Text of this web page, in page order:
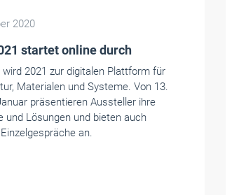
2020
startet online durch
wird 2021 zur digitalen Plattform für
Materialen und Systeme. Von 13.
präsentieren Aussteller ihre
und Lösungen und bieten auch
an.